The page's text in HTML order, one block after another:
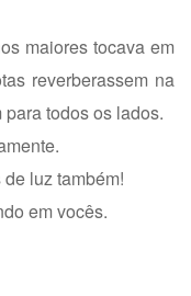
maiores tocava em
reverberassem na
todos os lados.
luz também!
em vocês.